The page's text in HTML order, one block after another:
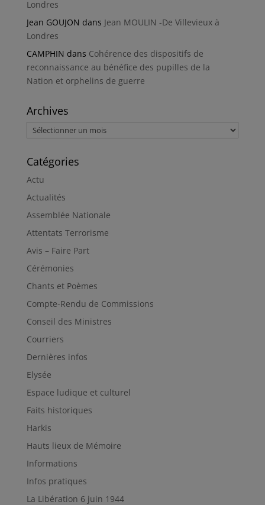
Londres
Jean GOUJON dans Jean MOULIN -De Villevieux à
Londres
CAMPHIN dans Cohérence des dispositifs de
reconnaissance au bénéfice des pupilles de la
Nation et orphelins de guerre
Archives
Archives
Catégories
Actu
Actualités
Assemblée Nationale
Attentats Terrorisme
Avis – Faire Part
Cérémonies
Chants et Poèmes
Compte-Rendu de Commissions
Conseil des Ministres
Courriers
Dernières infos
Elysée
Espace ludique et culturel
Faits historiques
Harkis
Hauts lieux de Mémoire
Informations
Infos pratiques
La Libération 6 juin 1944